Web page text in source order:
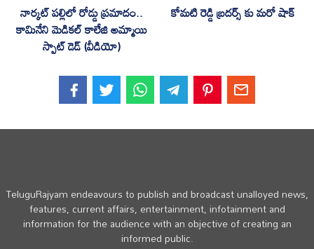
నార్కట్ పల్లిలో రోడ్డు ప్రమాదం..
కామినేని మెడికల్ కాలేజి అమ్మాయి
స్పాట్ డెడ్ (వీడియో)
కోమటి రెడ్డి బ్రదర్స్ కు మరో షాక్
TeluguRajyam endeavours to publish and broadcast unalloyed news,
features, current affairs, entertainment, infotainment and
information for the audience with an objective of creating an
informed public.